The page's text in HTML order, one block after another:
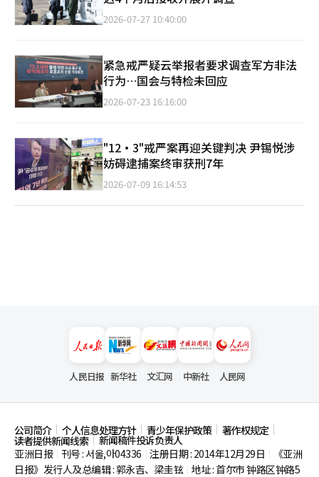
2026-07-27 10:40:00
紧急戒严疑云举报者要求调查军方非法
行为…国会与特检未回应
2026-07-23 16:16:00
"12·3"戒严案再迎关键判决 尹锡悦涉
妨碍逮捕案终审获刑7年
2026-07-09 16:14:53
人民日报 新华社 文汇网 中新社 人民网
公司简介 个人信息处理方针 青少年保护政策 著作权规定
读者提供新闻线索
新闻稿件投诉负责人
亚洲日报
刊号 : 서울,아04336 注册日期 : 2014年12月29日
《亚洲
日报》发行人及总编辑 : 郭永吉、梁圭铉 地址 : 首尔市钟路区钟路5